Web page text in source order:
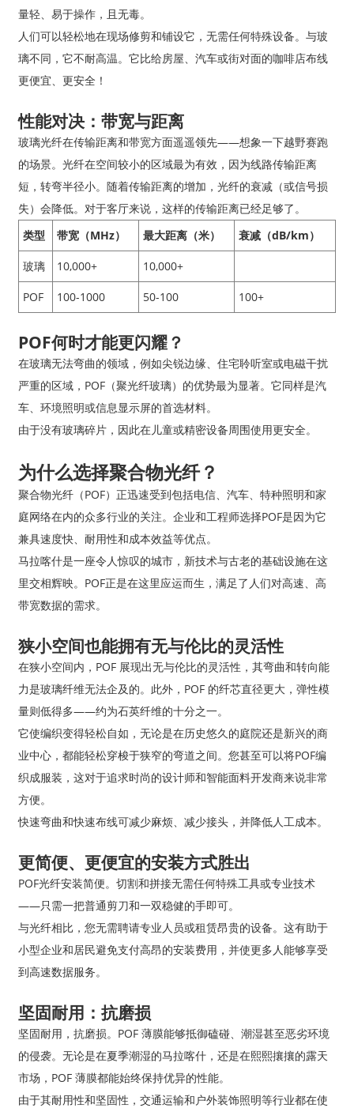
量轻、易于操作，且无毒。
人们可以轻松地在现场修剪和铺设它，无需任何特殊设备。与玻
璃不同，它不耐高温。它比给房屋、汽车或街对面的咖啡店布线
更便宜、更安全！
性能对决：带宽与距离
玻璃光纤在传输距离和带宽方面遥遥领先——想象一下越野赛跑
的场景。光纤在空间较小的区域最为有效，因为线路传输距离
短，转弯半径小。随着传输距离的增加，光纤的衰减（或信号损
失）会降低。对于客厅来说，这样的传输距离已经足够了。
类型
带宽（MHz） 最大距离（米） 衰减（dB/km）
玻璃 10,000+ 10,000+
POF 100-1000 50-100 100+
POF何时才能更闪耀？
在玻璃无法弯曲的领域，例如尖锐边缘、住宅聆听室或电磁干扰
严重的区域，POF（聚光纤玻璃）的优势最为显著。它同样是汽
车、环境照明或信息显示屏的首选材料。
由于没有玻璃碎片，因此在儿童或精密设备周围使用更安全。
为什么选择聚合物光纤？
聚合物光纤（POF）正迅速受到包括电信、汽车、特种照明和家
庭网络在内的众多行业的关注。企业和工程师选择POF是因为它
兼具速度快、耐用性和成本效益等优点。
马拉喀什是一座令人惊叹的城市，新技术与古老的基础设施在这
里交相辉映。POF正是在这里应运而生，满足了人们对高速、高
带宽数据的需求。
狭小空间也能拥有无与伦比的灵活性
在狭小空间内，POF 展现出无与伦比的灵活性，其弯曲和转向能
力是玻璃纤维无法企及的。此外，POF 的纤芯直径更大，弹性模
量则低得多——约为石英纤维的十分之一。
它使编织变得轻松自如，无论是在历史悠久的庭院还是新兴的商
业中心，都能轻松穿梭于狭窄的弯道之间。您甚至可以将POF编
织成服装，这对于追求时尚的设计师和智能面料开发商来说非常
方便。
快速弯曲和快速布线可减少麻烦、减少接头，并降低人工成本。
更简便、更便宜的安装方式胜出
POF光纤安装简便。切割和拼接无需任何特殊工具或专业技术
——只需一把普通剪刀和一双稳健的手即可。
与光纤相比，您无需聘请专业人员或租赁昂贵的设备。这有助于
小型企业和居民避免支付高昂的安装费用，并使更多人能够享受
到高速数据服务。
坚固耐用：抗磨损
坚固耐用，抗磨损。POF 薄膜能够抵御磕碰、潮湿甚至恶劣环境
的侵袭。无论是在夏季潮湿的马拉喀什，还是在熙熙攘攘的露天
市场，POF 薄膜都能始终保持优异的性能。
由于其耐用性和坚固性，交通运输和户外装饰照明等行业都在使